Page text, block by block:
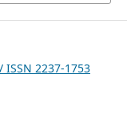
ISSN 2237-1753